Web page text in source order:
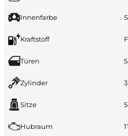
Innenfarbe
Kraftstoff
Türen 5
Zylinder 3
Sitze 5
Hubraum